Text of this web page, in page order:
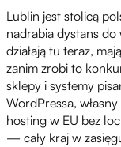
Lublin jest stolicą
nadrabia dystans
działają tu teraz,
zanim zrobi to
sklepy i systemy
WordPressa,
hosting w EU bez
— cały kraj w